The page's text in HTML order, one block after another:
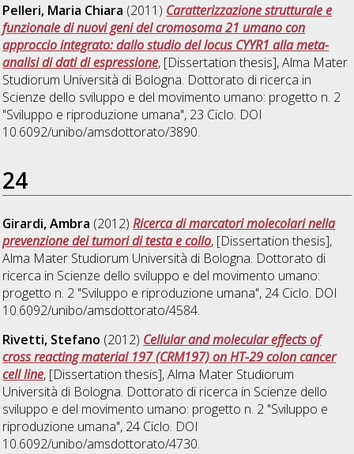
Pelleri, Maria Chiara (2011) Caratterizzazione strutturale e
funzionale di nuovi geni del cromosoma 21 umano con
approccio integrato: dallo studio del locus CYYR1 alla meta-
analisi di dati di espressione, [Dissertation thesis], Alma Mater
Studiorum Università di Bologna. Dottorato di ricerca in
Scienze dello sviluppo e del movimento umano: progetto n. 2
"Sviluppo e riproduzione umana", 23 Ciclo. DOI
10.6092/unibo/amsdottorato/3890.
24
Girardi, Ambra (2012)Ricerca di marcatori molecolari nella
prevenzione dei tumori di testa e collo, [Dissertation thesis],
Alma Mater Studiorum Università di Bologna. Dottorato di
ricerca in Scienze dello sviluppo e del movimento umano:
progetto n. 2 "Sviluppo e riproduzione umana", 24 Ciclo. DOI
10.6092/unibo/amsdottorato/4584.
Rivetti, Stefano (2012) Cellular and molecular effects of
cross reacting material 197 (CRM197) on HT-29 colon cancer
cell line, [Dissertation thesis], Alma Mater Studiorum
Università di Bologna. Dottorato di ricerca in Scienze dello
sviluppo e del movimento umano: progetto n. 2 "Sviluppo e
riproduzione umana", 24 Ciclo. DOI
10.6092/unibo/amsdottorato/4730.